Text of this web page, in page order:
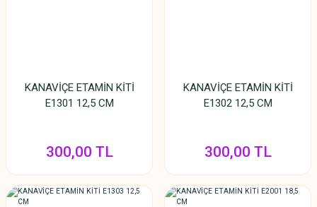
KANAVİÇE ETAMİN KİTİ
E1301 12,5 CM
300,00 TL
KANAVİÇE ETAMİN KİTİ
E1302 12,5 CM
300,00 TL